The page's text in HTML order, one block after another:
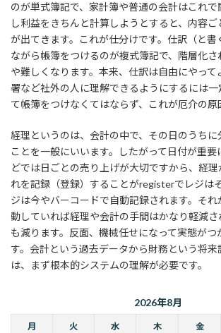
のが単式簿記で、家計簿や普通の会計はこれで
し利益をきちんと計算しようとすると、内容
が出てきます。これが仕分けです。仕訳（と書
ながら帳簿をつけるのが複式簿記で、階層化
や難しくなります。本来、仕訳は自由にやって
署など社外の人に理解できるようにするには一
て帳簿をつけなくてはならず、これが厄介の原
経理というのは、会計の中で、その日のうちに
ことを一般にいいます。したがって日付が重要
どでは日ごとの売り上げが大切ですから、経
れを記録（登録）することがregisterでレジは
ジは今やバーコードで自動記録されます。そ
動していれば経理や会計の手間はかなり軽減
も減ります。反面、機械任せになって実態がつ
す。会計という過去データから財務という将来
は、まず根本的システムの理解が必要です。
2026年8月
月 火 水 木 金